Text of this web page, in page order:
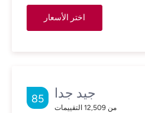
اختر الأسعار
جيد جدا
من12,509 التقييمات
85